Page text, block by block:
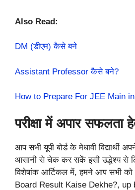
Also Read:
DM (डीएम) कैसे बने
Assistant Professor कैसे बने?
How to Prepare For JEE Main
परीक्षा में अपार सफलता
आप सभी यूपी बोर्ड के मेधावी विद्यार्थी
आसानी से चेक कर सकें इसी उद्धेश्य से
विशेषांक आर्टिकल में, हमने आप सभी को
Board Result Kaise Dekhe?, up